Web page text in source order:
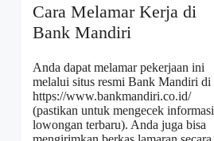
Cara Melamar Kerja di
Bank Mandiri
Anda dapat melamar pekerjaan ini
melalui situs resmi Bank Mandiri di
https://www.bankmandiri.co.id/
(pastikan untuk mengecek informasi
lowongan terbaru). Anda juga bisa